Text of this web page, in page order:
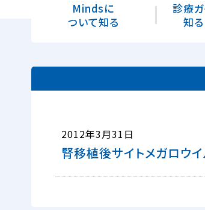
2012年3月31日
腎移植後サイトメガロウ
Mindsに
ついて知る
診療ガ
知